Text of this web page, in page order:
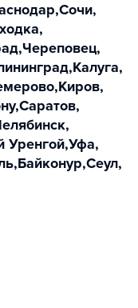
,Сочи,
,
,Череповец,
,Калуга,
,Киров,
,Саратов,
,
Уренгой,Уфа,
,Байконур,Сеул,